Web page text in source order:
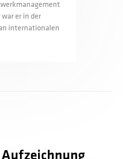
er in der
internationalen